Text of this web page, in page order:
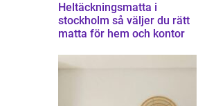
Heltäckningsmatta i
stockholm så väljer du rätt
matta för hem och kontor